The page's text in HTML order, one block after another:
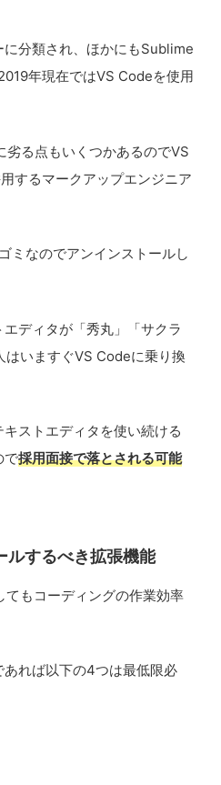
分類され、ほかにもSublime
年現在ではVS Codeを使用
る点もいくつかあるのでVS
するマークアップエンジニア
ミなのでアンインストールし
ディタが「秀丸」「サクラ
はいますぐVS Codeに乗り換
キストエディタを使い続ける
で採用面接で落とされる可能
するべき拡張機能
もコーディングの作業効率
れば以下の4つは最低限必